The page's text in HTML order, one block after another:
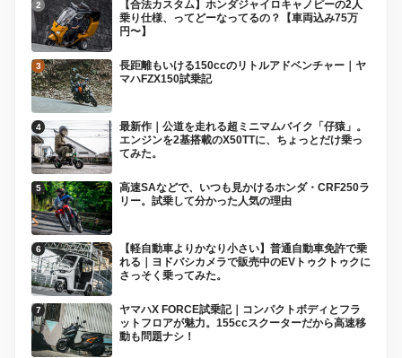
【合法カスタム】ホンダジャイロキャノピーの2人
乗り仕様、ってどーなってるの？【車両込み75万
円〜】
長距離もいける150ccのリトルアドベンチャー｜ヤ
マハFZX150試乗記
最新作｜公道を走れる超ミニマムバイク「仔猿」。
エンジンを2基搭載のX50TTに、ちょっとだけ乗っ
てみた。
高速SAなどで、いつも見かけるホンダ・CRF250ラ
リー。試乗して分かった人気の理由
【軽自動車よりかなり小さい】普通自動車免許で乗
れる｜ヨドバシカメラで販売中のEVトゥクトゥクに
さっそく乗ってみた。
ヤマハX FORCE試乗記｜コンパクトボディとフラ
ットフロアが魅力。155ccスクーターだから高速移
動も問題ナシ！